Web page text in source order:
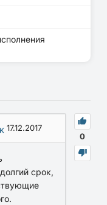
0
17.12.2017
срок,